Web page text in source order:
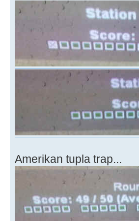
Amerikan tupla trap...